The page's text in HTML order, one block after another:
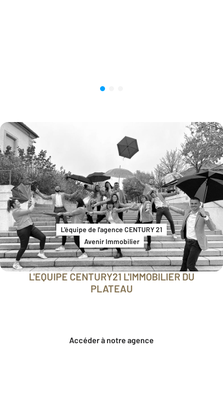
L'équipe de l'agence CENTURY 21
Avenir Immobilier
L'EQUIPE CENTURY21 L'IMMOBILIER DU
PLATEAU
Accéder à notre agence